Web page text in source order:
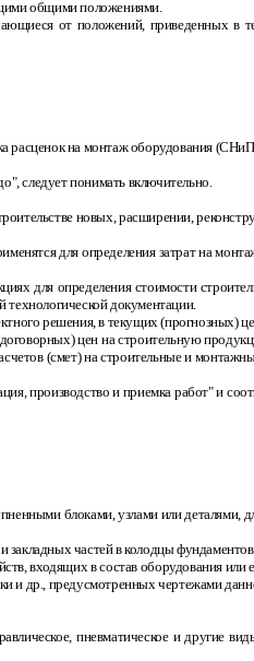
общими положениями.
от положений, приведенных в
расценок на монтаж оборудования
следует понимать включительно.
новых, расширении,
для определения затрат на
для определения стоимости
технологической документации.
решения, в текущих (прогнозных)
цен на строительную
(смет) на строительные и
производство и приемка работ" и
блоками, узлами или
закладных частей в колодцы
входящих в состав оборудования или
и др., предусмотренных чертежами
пневматическое и другие